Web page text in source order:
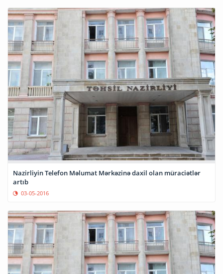
Nazirliyin Telefon Məlumat Mərkəzinə daxil olan müraciətlər
artıb
03-05-2016